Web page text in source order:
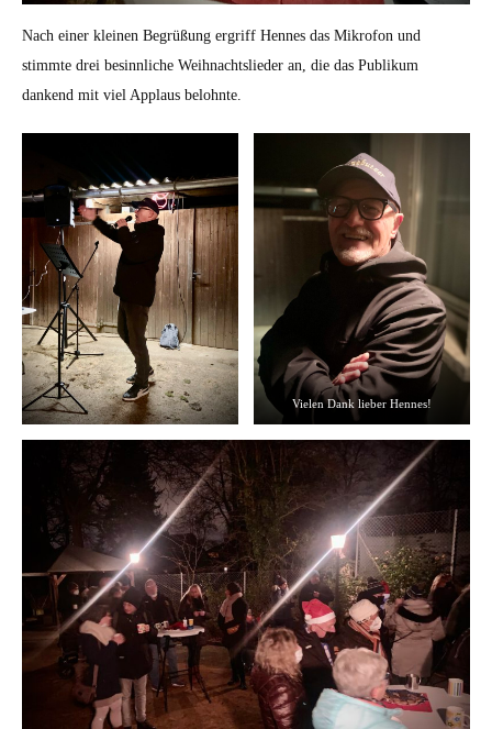
Nach einer kleinen Begrüßung ergriff Hennes das Mikrofon und
stimmte drei besinnliche Weihnachtslieder an, die das Publikum
dankend mit viel Applaus belohnte.
Vielen Dank lieber Hennes!